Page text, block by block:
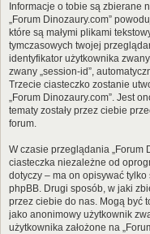
Informacje o tobie są zbierane
„Forum Dinozaury.com”
które są małymi plikami
tymczasowych twojej
identyfikator użytkownika
zwany „session-id”,
Trzecie ciasteczko zostanie
„Forum Dinozaury.com”. Jest
tematy zostały przez ciebie
forum.
W czasie przeglądania „Forum
ciasteczka niezależne od
dotyczy – ma on opisywać
phpBB. Drugi sposób, w jaki
przez ciebie do nas. Mogą być
jako anonimowy użytkownik
użytkownika założone na